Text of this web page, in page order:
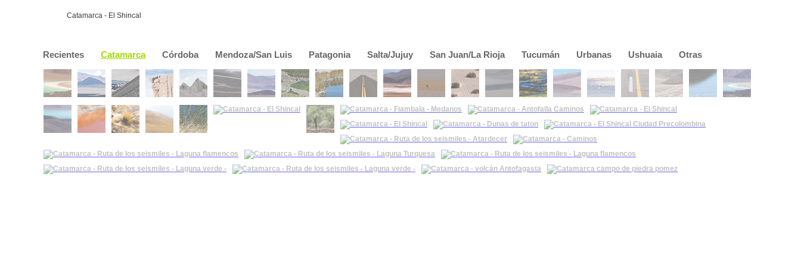
Catamarca - El Shincal
Recientes Catamarca Córdoba Mendoza/San Luis Patagonia Salta/Jujuy San Juan/La Rioja Tucumán Urbanas Ushuaia Otras